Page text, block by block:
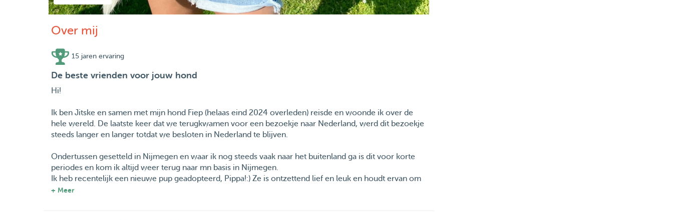
Over mij
15 jaren ervaring
De beste vrienden voor jouw hond
Hi!
Ik ben Jitske en samen met mijn hond Fiep (helaas eind 2024 overleden) reisde en woonde ik over de
hele wereld. De laatste keer dat we terugkwamen voor een bezoekje naar Nederland, werd dit bezoekje
steeds langer en langer totdat we besloten in Nederland te blijven.
Ondertussen gesetteld in Nijmegen en waar ik nog steeds vaak naar het buitenland ga is dit voor korte
periodes en kom ik altijd weer terug naar mn basis in Nijmegen.
Ik heb recentelijk een nieuwe pup geadopteerd, Pippa!:) Ze is ontzettend lief en leuk en houdt ervan om
met andere honden te spelen. Ik heb samen met Pippa al op andere honden opgepast en dat ging goed.
+ Meer